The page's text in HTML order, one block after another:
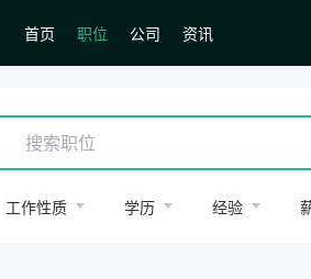
首页 职位 公司 资讯
工作性质 学历 经验